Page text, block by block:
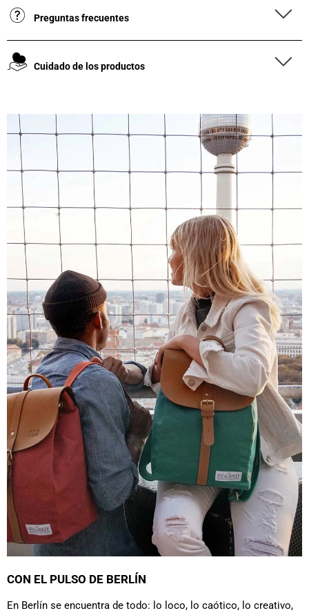
Leer todas las reseñas
Preguntas frecuentes
Cuidado de los productos
CON EL PULSO DE BERLÍN
En Berlín se encuentra de todo: lo loco, lo caótico, lo creativo,